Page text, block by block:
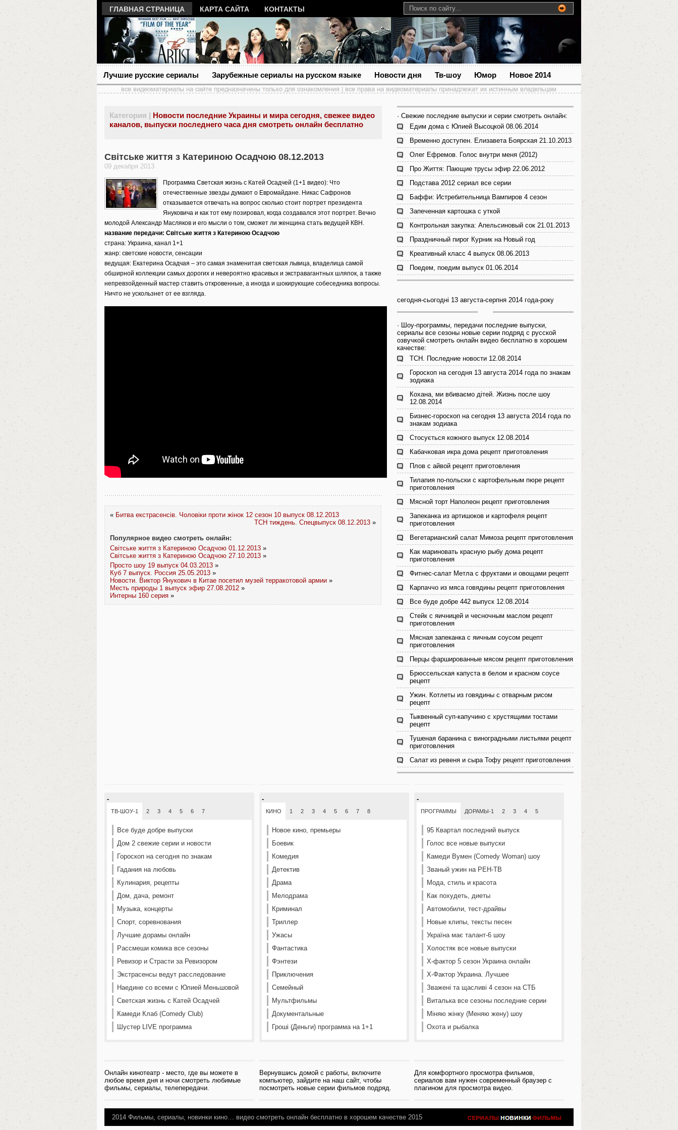
ГЛАВНАЯ СТРАНИЦА КАРТА САЙТА КОНТАКТЫ
Лучшие русские сериалы Зарубежные сериалы на русском языке Новости дня Тв-шоу Юмор Новое 2014
Категория | Новости последние Украины и мира сегодня, свежее видео
каналов, выпуски последнего часа дня смотреть онлайн бесплатно
Світське життя з Катериною Осадчою 08.12.2013
09 декабря 2013
Программа Светская жизнь с Катей Осадчей (1+1 видео): Что
отечественные звезды думают о Евромайдане. Никас Сафронов
отказывается отвечать на вопрос сколько стоит портрет президента
Януковича и как тот ему позировал, когда создавался этот портрет. Вечно
молодой Александр Масляков и его мысли о том, сможет ли женщина стать ведущей КВН.
название передачи: Світське життя з Катериною Осадчою
страна: Украина, канал 1+1
жанр: светские новости, сенсации
ведущая: Екатерина Осадчая – это самая знаменитая светская львица, владелица самой
обширной коллекции самых дорогих и невероятно красивых и экстравагантных шляпок, а также
непревзойденный мастер ставить откровенные, а иногда и шокирующие собеседника вопросы.
Ничто не ускользнет от ее взгляда.
« Битва екстрасенсів. Чоловіки проти жінок 12 сезон 10 выпуск 08.12.2013
ТСН тиждень. Спецвыпуск 08.12.2013 »
Популярное видео смотреть онлайн:
Світське життя з Катериною Осадчою 01.12.2013 »
Світське життя з Катериною Осадчою 27.10.2013 »
Просто шоу 19 выпуск 04.03.2013 »
Куб 7 выпуск. Россия 25.05.2013 »
Новости. Виктор Янукович в Китае посетил музей терракотовой армии »
Месть природы 1 выпуск эфир 27.08.2012 »
Интерны 160 серия »
· Свежие последние выпуски и серии смотреть онлайн:
Едим дома с Юлией Высоцкой 08.06.2014
Временно доступен. Елизавета Боярская 21.10.2013
Олег Ефремов. Голос внутри меня (2012)
Про Життя: Пающие трусы эфир 22.06.2012
Подстава 2012 сериал все серии
Баффи: Истребительница Вампиров 4 сезон
Запеченная картошка с уткой
Контрольная закупка: Апельсиновый сок 21.01.2013
Праздничный пирог Курник на Новый год
Креативный класс 4 выпуск 08.06.2013
Поедем, поедим выпуск 01.06.2014
сегодня-сьогодні 13 августа-серпня 2014 года-року
· Шоу-программы, передачи последние выпуски,
сериалы все сезоны новые серии подряд с русской
озвучкой смотреть онлайн видео бесплатно в хорошем
качестве:
ТСН. Последние новости 12.08.2014
Гороскоп на сегодня 13 августа 2014 года по знакам
зодиака
Кохана, ми вбиваємо дітей. Жизнь после шоу
12.08.2014
Бизнес-гороскоп на сегодня 13 августа 2014 года по
знакам зодиака
Стосується кожного выпуск 12.08.2014
Кабачковая икра дома рецепт приготовления
Плов с айвой рецепт приготовления
Тилапия по-польски с картофельным пюре рецепт
приготовления
Мясной торт Наполеон рецепт приготовления
Запеканка из артишоков и картофеля рецепт
приготовления
Вегетарианский салат Мимоза рецепт приготовления
Как мариновать красную рыбу дома рецепт
приготовления
Фитнес-салат Метла с фруктами и овощами рецепт
Карпаччо из мяса говядины рецепт приготовления
Все буде добре 442 выпуск 12.08.2014
Стейк с яичницей и чесночным маслом рецепт
приготовления
Мясная запеканка с яичным соусом рецепт
приготовления
Перцы фаршированные мясом рецепт приготовления
Брюссельская капуста в белом и красном соусе
рецепт
Ужин. Котлеты из говядины с отварным рисом
рецепт
Тыквенный суп-капучино с хрустящими тостами
рецепт
Тушеная баранина с виноградными листьями рецепт
приготовления
Салат из ревеня и сыра Тофу рецепт приготовления
-
ТВ-ШОУ-1 2 3 4 5 6 7
Все буде добре выпуски
Дом 2 свежие серии и новости
Гороскоп на сегодня по знакам
Гадания на любовь
Кулинария, рецепты
Дом, дача, ремонт
Музыка, концерты
Спорт, соревнования
Лучшие дорамы онлайн
Рассмеши комика все сезоны
Ревизор и Страсти за Ревизором
Экстрасенсы ведут расследование
Наедине со всеми с Юлией Меньшовой
Светская жизнь с Катей Осадчей
Камеди Клаб (Comedy Club)
Шустер LIVE программа
Онлайн кинотеатр - место, где вы можете в
любое время дня и ночи смотреть любимые
фильмы, сериалы, телепередачи.
-
КИНО 1 2 3 4 5 6 7 8
Новое кино, премьеры
Боевик
Комедия
Детектив
Драма
Мелодрама
Криминал
Триллер
Ужасы
Фантастика
Фэнтези
Приключения
Семейный
Мультфильмы
Документальные
Гроші (Деньги) программа на 1+1
Вернувшись домой с работы, включите
компьютер, зайдите на наш сайт, чтобы
посмотреть новые серии фильмов подряд.
-
ПРОГРАММЫ ДОРАМЫ-1 2 3 4 5
95 Квартал последний выпуск
Голос все новые выпуски
Камеди Вумен (Comedy Woman) шоу
Званый ужин на РЕН-ТВ
Мода, стиль и красота
Как похудеть, диеты
Автомобили, тест-драйвы
Новые клипы, тексты песен
Україна має талант-6 шоу
Холостяк все новые выпуски
Х-фактор 5 сезон Украина онлайн
Х-Фактор Украина. Лучшее
Зважені та щасливі 4 сезон на СТБ
Виталька все сезоны последние серии
Міняю жінку (Меняю жену) шоу
Охота и рыбалка
Для комфортного просмотра фильмов,
сериалов вам нужен современный браузер с
плагином для просмотра видео.
2014 Фильмы, сериалы, новинки кино… видео смотреть онлайн бесплатно в хорошем качестве 2015